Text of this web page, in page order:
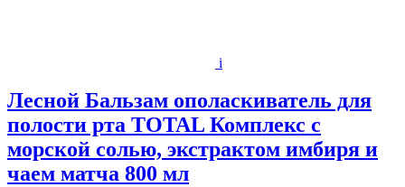
i
Лесной Бальзам ополаскиватель для
полости рта TOTAL Комплекс с
морской солью, экстрактом имбиря и
чаем матча 800 мл